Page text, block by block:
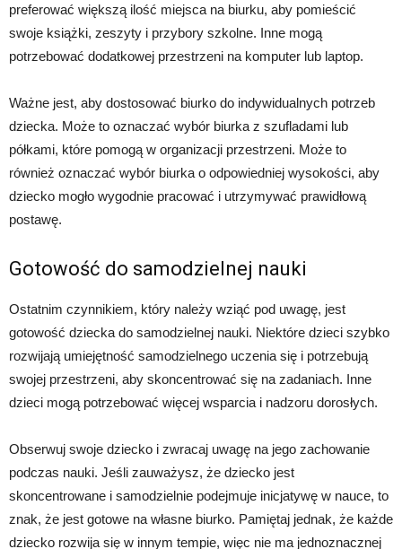
preferować większą ilość miejsca na biurku, aby pomieścić
swoje książki, zeszyty i przybory szkolne. Inne mogą
potrzebować dodatkowej przestrzeni na komputer lub laptop.
Ważne jest, aby dostosować biurko do indywidualnych potrzeb
dziecka. Może to oznaczać wybór biurka z szufladami lub
półkami, które pomogą w organizacji przestrzeni. Może to
również oznaczać wybór biurka o odpowiedniej wysokości, aby
dziecko mogło wygodnie pracować i utrzymywać prawidłową
postawę.
Gotowość do samodzielnej nauki
Ostatnim czynnikiem, który należy wziąć pod uwagę, jest
gotowość dziecka do samodzielnej nauki. Niektóre dzieci szybko
rozwijają umiejętność samodzielnego uczenia się i potrzebują
swojej przestrzeni, aby skoncentrować się na zadaniach. Inne
dzieci mogą potrzebować więcej wsparcia i nadzoru dorosłych.
Obserwuj swoje dziecko i zwracaj uwagę na jego zachowanie
podczas nauki. Jeśli zauważysz, że dziecko jest
skoncentrowane i samodzielnie podejmuje inicjatywę w nauce, to
znak, że jest gotowe na własne biurko. Pamiętaj jednak, że każde
dziecko rozwija się w innym tempie, więc nie ma jednoznacznej